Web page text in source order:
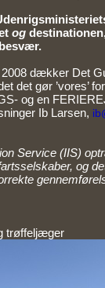
og
2008 dækker Det
det gør ’vores’
og en
Ib Larsen,
Service (IIS)
og
trøffeljæger